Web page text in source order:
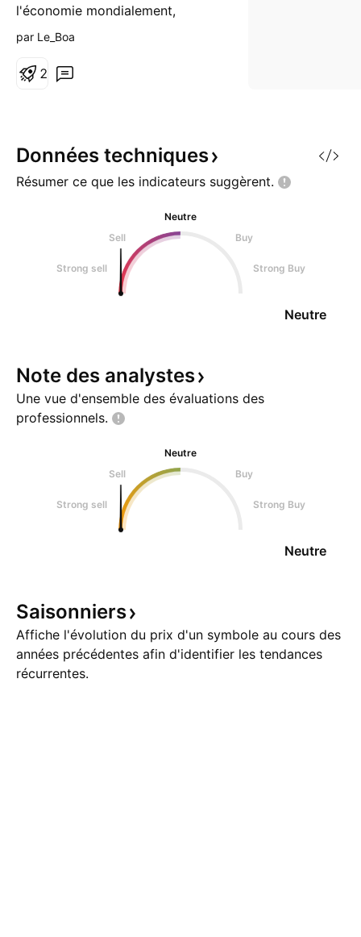
l'économie mondialement,
coronavirus oblige. Un petit short
sera initié.
par Le_Boa
2
Données techniques
Résumer ce que les indicateurs suggèrent.
Neutre
Sell
Buy
Strong sell Strong Buy
Neutre
Note des analystes
Une vue d'ensemble des évaluations des
professionnels.
Neutre
Sell
Buy
Strong sell Strong Buy
Neutre
Saisonniers
Affiche l'évolution du prix d'un symbole au cours des
années précédentes afin d'identifier les tendances
récurrentes.